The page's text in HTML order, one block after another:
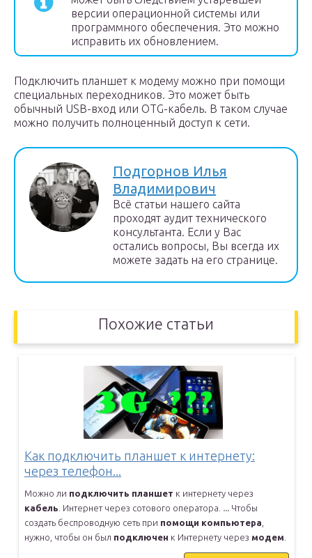
версии операционной системы или
программного обеспечения. Это можно
исправить их обновлением.
Подключить планшет к модему можно при помощи
специальных переходников. Это может быть
обычный USB-вход или OTG-кабель. В таком случае
можно получить полноценный доступ к сети.
Подгорнов Илья
Владимирович
Всё статьи нашего сайта
проходят аудит технического
консультанта. Если у Вас
остались вопросы, Вы всегда их
можете задать на его странице.
Похожие статьи
Как подключить планшет к интернету:
через телефон...
Можно ли подключить планшет к интернету через
кабель . Интернет через сотового оператора.
Чтобы
создать беспроводную сеть при помощи компьютера
нужно, чтобы он был подключен к Интернету через модем